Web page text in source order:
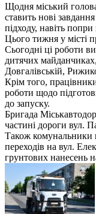
Щодня міський
ставить нові
підходу, навіть
Цього тижня у місті
Сьогодні ці роботи
дитячих
Довгалівській,
Крім того,
роботи щодо
до запуску.
Бригада
частині дороги вул.
Також комунальники
переходів на вул.
грунтових нанесень